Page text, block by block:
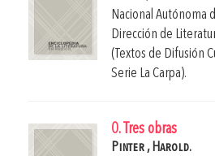
Nacional Autónoma
Dirección de
(Textos de Difusión
Serie La Carpa).
0. Tres obras
Pinter , Harold.